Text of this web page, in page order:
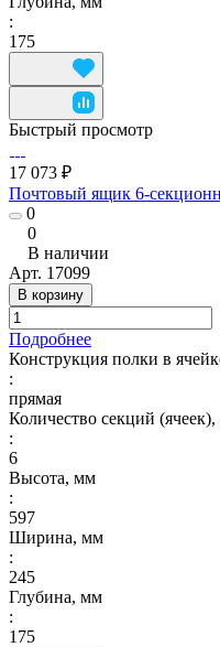
:
175
Быстрый просмотр
17 073 ₽
Почтовый ящик 6-
0
0
В наличии
Арт. 17099
В корзину
Подробнее
Конструкция полки в
:
прямая
Количество секций
:
6
Высота, мм
:
597
Ширина, мм
:
245
Глубина, мм
:
175